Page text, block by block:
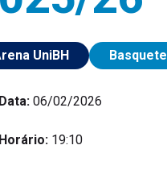
UniBH Basquete
Data: 06/02/2026
Horário: 19:10